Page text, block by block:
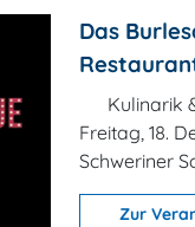
Das
Kulinarik
Freitag, 18.
Schweriner
Zur